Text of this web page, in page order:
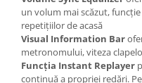
Moving Head-uri
Par Led si Pinspot
Proiectoare
Scene şi Ring-uri de Dans
un volum mai scăzut,
repetițiilor de acasă
Visual Information Bar
metronomului, viteza
Funcția Instant Replayer
continuă a propriei redări.